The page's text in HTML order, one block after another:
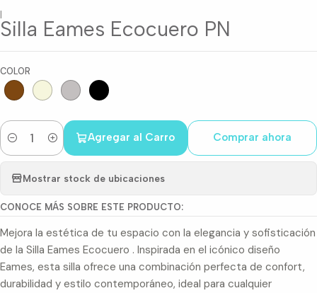
|
Silla Eames Ecocuero PN
COLOR
Cantidad
Agregar al Carro Comprar ahora
Mostrar stock de ubicaciones
CONOCE MÁS SOBRE ESTE PRODUCTO:
Mejora la estética de tu espacio con la elegancia y sofisticación
de la Silla Eames Ecocuero . Inspirada en el icónico diseño
Eames, esta silla ofrece una combinación perfecta de confort,
durabilidad y estilo contemporáneo, ideal para cualquier